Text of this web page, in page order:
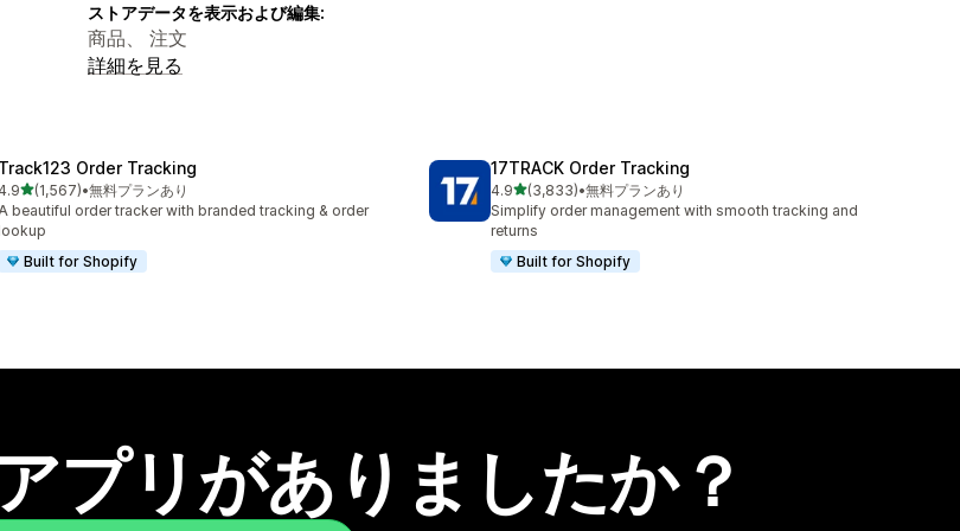
ストアデータを表示および編集:
商品、 注文
詳細を見る
Track123 Order Tracking
5つ星中
(1,567)
計レビュー数：1567件
•無料プランあり
beautiful order tracker with branded tracking & order
Built for Shopify
17TRACK Order Tracking
4.95つ星中
(3,833)
合計レビュー数：3833件
•無料プランあり
Simplify order management with smooth tracking and
returns
Built for Shopify
プリがありましたか？